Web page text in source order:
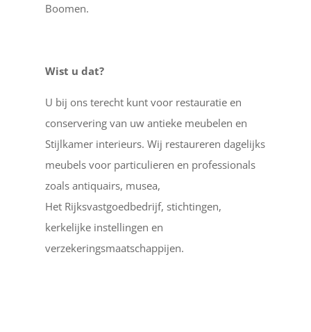
Boomen.
Wist u dat?
U bij ons terecht kunt voor restauratie en
conservering van uw antieke meubelen en
Stijlkamer interieurs. Wij restaureren dagelijks
meubels voor particulieren en professionals
zoals antiquairs, musea,
Het Rijksvastgoedbedrijf, stichtingen,
kerkelijke instellingen en
verzekeringsmaatschappijen.